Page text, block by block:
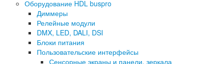
Оборудование HDL buspro
Диммеры
Релейные модули
DMX, LED, DALI, DSI
Блоки питания
Пользовательские интерфейсы
Сенсорные экраны и панели, зеркала